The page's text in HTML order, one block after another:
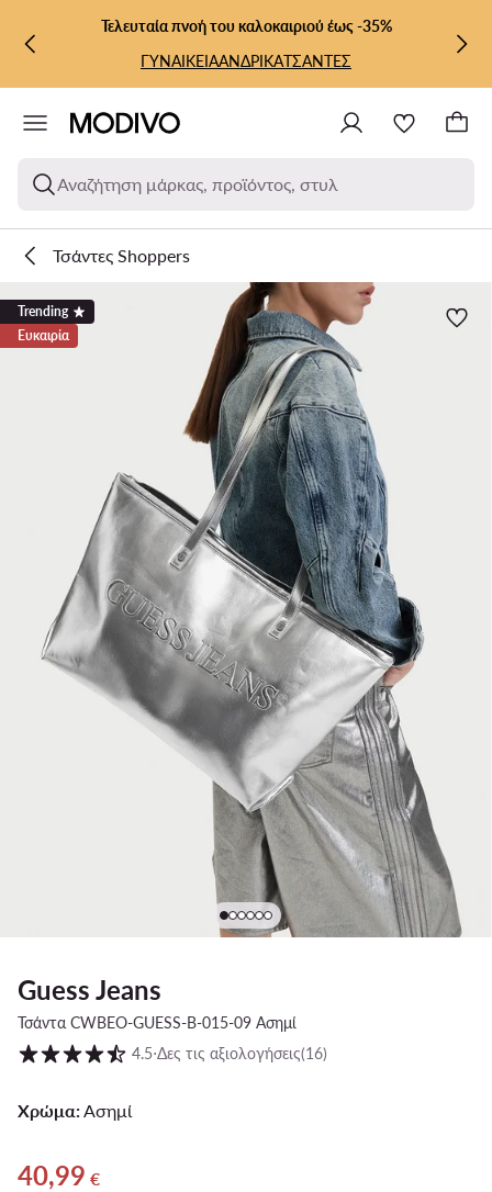
ΜΕΤΆΒΑΣΗ ΣΤΟ ΚΎΡΙΟ ΠΕΡΙΕΧΌΜΕΝΟ
ΜΕΤΆΒΑΣΗ ΣΤΗΝ ΑΝΑΖΉΤΗΣΗ
Τελευταία πνοή του καλοκαιριού έως -35%
ΓΥΝΑΙΚΕΙΑΑΝΔΡΙΚΑΤΣΑΝΤΕΣ
Αναζήτηση μάρκας, προϊόντος, στυλ
Τσάντες Shoppers
Trending
Ευκαιρία
Guess Jeans
Τσάντα CWBEO-GUESS-B-015-09 Ασημί
Βαθμολογία πελατών σε κλίμακα 1 έως 5
4.5⋅Δες τις αξιολογήσεις(16)
Χρώμα: Ασημί
Τρέχουσα τιμή 40,99 €
40,99 €